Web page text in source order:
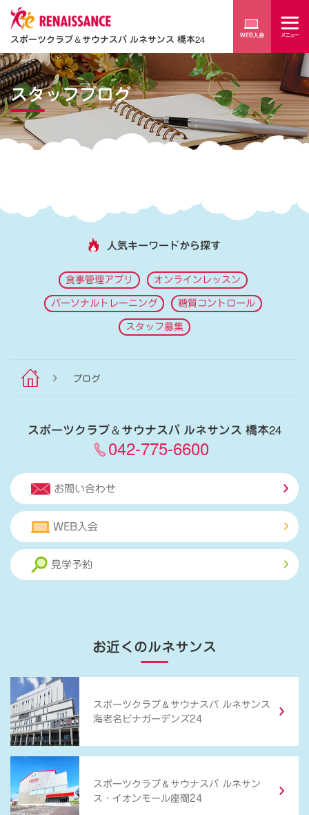
スポーツクラブ＆サウナスパ ルネサンス 橋本24
スタッフブログ
人気キーワードから探す
食事管理アプリ オンラインレッスン
パーソナルトレーニング 糖質コントロール
スタッフ募集
ブログ
スポーツクラブ＆サウナスパ ルネサンス 橋本24
042-775-6600
お問い合わせ
WEB入会
見学予約
お近くのルネサンス
スポーツクラブ ＆ サウナスパ ルネサンス
海老名ビナガーデンズ24
スポーツクラブ ＆ サウナスパ ルネサン
ス・イオンモール座間24